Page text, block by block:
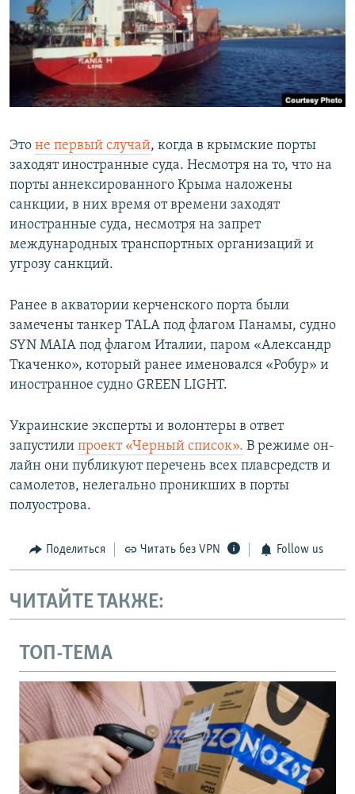
Это не первый случай, когда в крымские порты
заходят иностранные суда. Несмотря на то, что на
порты аннексированного Крыма наложены
санкции, в них время от времени заходят
иностранные суда, несмотря на запрет
международных транспортных организаций и
угрозу санкций.
Ранее в акватории керченского порта были
замечены танкер TALA под флагом Панамы, судно
SYN MAIA под флагом Италии, паром «Александр
Ткаченко», который ранее именовался «Робур» и
иностранное судно GREEN LIGHT.
Украинские эксперты и волонтеры в ответ
запустили проект «Черный список». В режиме он-
лайн они публикуют перечень всех плавсредств и
самолетов, нелегально проникших в порты
полуострова.
Поделиться Читать без VPN Follow us
ЧИТАЙТЕ ТАКЖЕ:
ТОП-ТЕМА